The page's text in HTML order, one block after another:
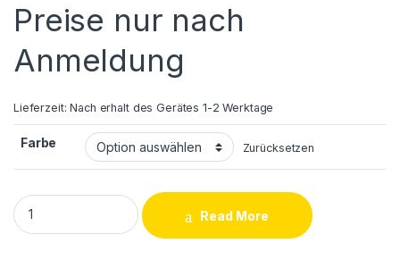
Preise nur nach
Anmeldung
Lieferzeit:Nach erhalt des Gerätes 1-2 Werktage
Farbe Zurücksetzen
Samsung Galaxy J3 2017 (J330F) LCD Display +
Read More